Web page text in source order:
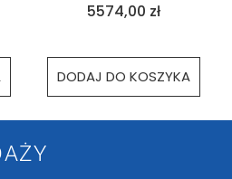
5574,00 zł
DODAJ DO KOSZYKA